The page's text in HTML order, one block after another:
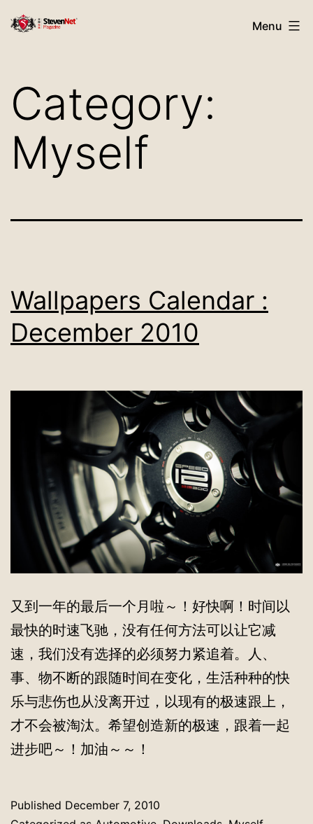
Skip
StevenNet
Menu
Category:
Myself
Wallpapers Calendar :
December 2010
又到一年的最后一个月啦～！好快啊！时间以
最快的时速飞驰，没有任何方法可以让它减
速，我们没有选择的必须努力紧追着。人、
事、物不断的跟随时间在变化，生活种种的快
乐与悲伤也从没离开过，以现有的极速跟上，
才不会被淘汰。希望创造新的极速，跟着一起
进步吧～！加油～～！
Published December 7, 2010